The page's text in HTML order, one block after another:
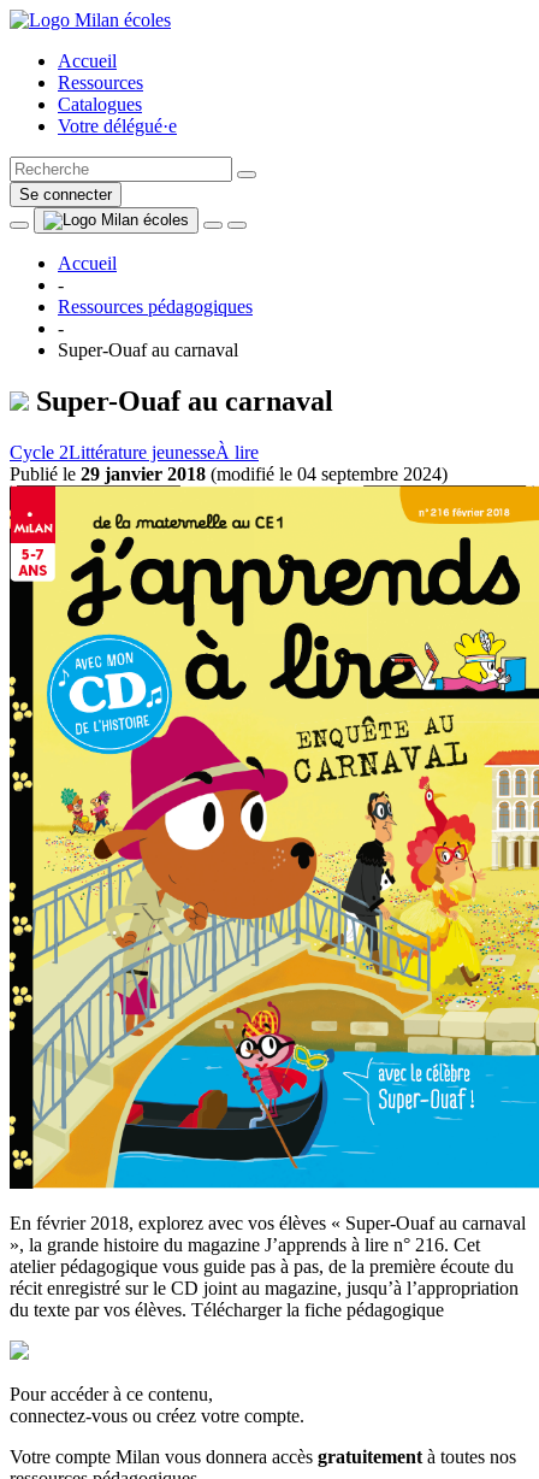
Accueil
Ressources
Catalogues
Votre délégué·e
Se connecter
Accueil
-
Ressources pédagogiques
-
Super-Ouaf au carnaval
Super-Ouaf au carnaval
Cycle 2Littérature jeunesseÀ lire
Publié le 29 janvier 2018 (modifié le 04 septembre 2024)
En février 2018, explorez avec vos élèves « Super-Ouaf au carnaval
», la grande histoire du magazine J’apprends à lire n° 216. Cet
atelier pédagogique vous guide pas à pas, de la première écoute du
récit enregistré sur le CD joint au magazine, jusqu’à l’appropriation
du texte par vos élèves. Télécharger la fiche pédagogique
Pour accéder à ce contenu,
connectez-vous ou créez votre compte.
Votre compte Milan vous donnera accès gratuitement à toutes nos